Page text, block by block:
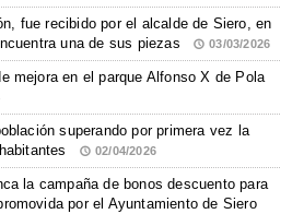
fue recibido por el alcalde de Siero, en
una de sus piezas
03/03/2026
mejora en el parque Alfonso X de Pola
superando por primera vez la
02/04/2026
la campaña de bonos descuento para
por el Ayuntamiento de Siero